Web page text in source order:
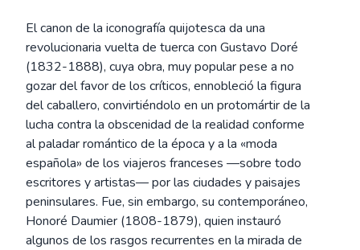
El canon de la iconografía quijotesca da una
revolucionaria vuelta de tuerca con Gustavo Doré
(1832-1888), cuya obra, muy popular pese a no
gozar del favor de los críticos, ennobleció la figura
del caballero, convirtiéndolo en un protomártir de la
lucha contra la obscenidad de la realidad conforme
al paladar romántico de la época y a la «moda
española» de los viajeros franceses —sobre todo
escritores y artistas— por las ciudades y paisajes
peninsulares. Fue, sin embargo, su contemporáneo,
Honoré Daumier (1808-1879), quien instauró
algunos de los rasgos recurrentes en la mirada de